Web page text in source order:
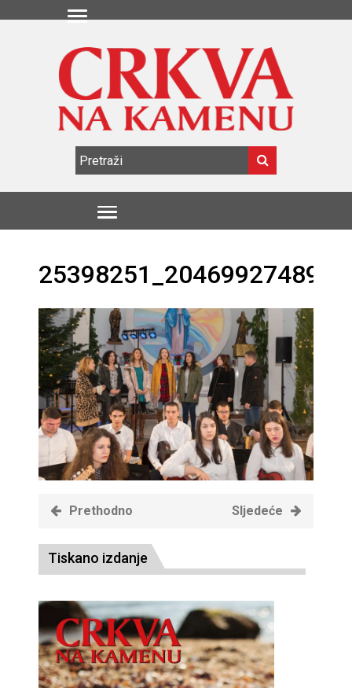
Prethodno Sljedeće
Tiskano izdanje